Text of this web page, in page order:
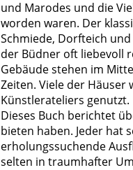
und Marodes und die
worden waren. Der
Schmiede, Dorfteich
der Büdner oft liebevoll
Gebäude stehen im
Zeiten. Viele der
Künstlerateliers genutzt.
Dieses Buch berichtet
bieten haben. Jeder hat
erholungssuchende
selten in traumhafter